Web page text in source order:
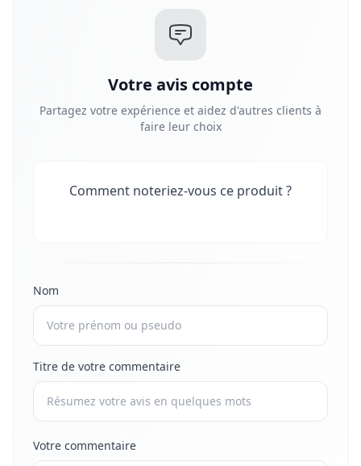
Votre avis compte
Partagez votre expérience et aidez d'autres clients à
faire leur choix
Comment noteriez-vous ce produit ?
Nom
Titre de votre commentaire
Votre commentaire